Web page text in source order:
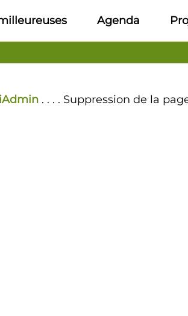
Agenda
. . . . Suppression de la